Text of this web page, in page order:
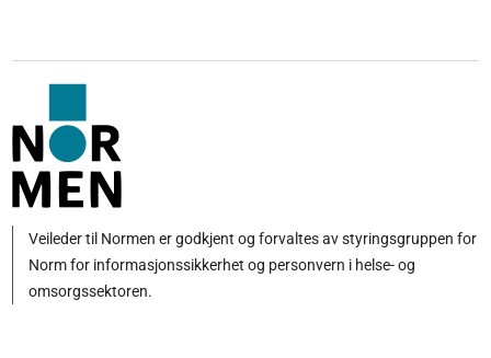
Veileder til Normen er godkjent og forvaltes av styringsgruppen for
Norm for informasjonssikkerhet og personvern i helse- og
omsorgssektoren.